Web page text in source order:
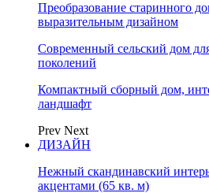
Преобразование старинного
выразительным дизайном
Современный сельский дом
поколений
Компактный сборный дом,
ландшафт
Prev Next
ДИЗАЙН
Нежный скандинавский
акцентами (65 кв. м)